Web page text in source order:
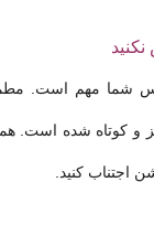
شما مهم است.
و کوتاه شده است.
اجتناب کنید.